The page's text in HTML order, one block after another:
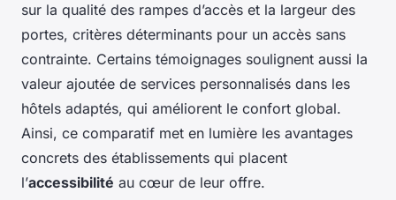
sur la qualité des rampes d’accès et la largeur des
portes, critères déterminants pour un accès sans
contrainte. Certains témoignages soulignent aussi la
valeur ajoutée de services personnalisés dans les
hôtels adaptés, qui améliorent le confort global.
Ainsi, ce comparatif met en lumière les avantages
concrets des établissements qui placent
l’accessibilité au cœur de leur offre.